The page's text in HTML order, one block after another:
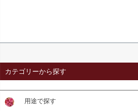
カテゴリーから探す
用途で探す